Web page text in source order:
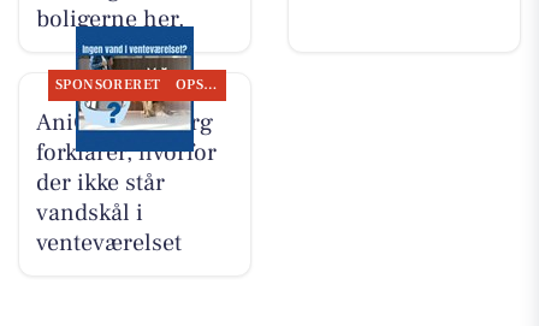
boligerne her.
SPONSORERET OPSLAGSTAVLEN
AniCura Aalborg
forklarer, hvorfor
der ikke står
vandskål i
venteværelset